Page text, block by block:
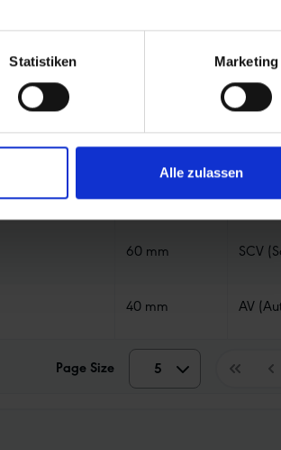
Statistiken Marketing
Alle zulassen
DV
60 mm SV
60 mm SCV
40 mm AV
Page Size 5 5